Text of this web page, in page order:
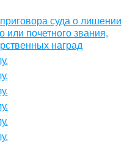
суда о лишении
или почетного звания,
наград